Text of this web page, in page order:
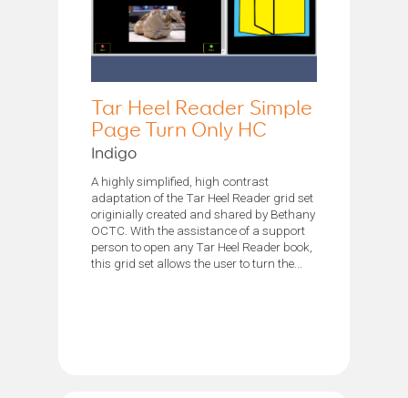
Tar Heel Reader Simple
Page Turn Only HC
Indigo
A highly simplified, high contrast
adaptation of the Tar Heel Reader grid set
originially created and shared by Bethany
OCTC. With the assistance of a support
person to open any Tar Heel Reader book,
this grid set allows the user to turn the...